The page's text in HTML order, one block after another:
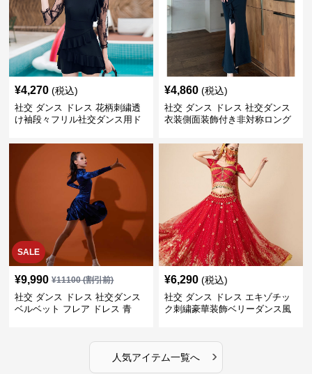
¥4,270 (税込)
社交 ダンス ドレス 花柄刺繍透
け袖段々フリル社交ダンス用ド
¥4,860 (税込)
社交 ダンス ドレス 社交ダンス
衣装側面装飾付き非対称ロング
SALE
¥9,990 ¥11100(割引前)
社交 ダンス ドレス 社交ダンス
ベルベット フレア ドレス 青
¥6,290 (税込)
社交 ダンス ドレス エキゾチッ
ク刺繍豪華装飾ベリーダンス風
人気アイテム一覧へ ›